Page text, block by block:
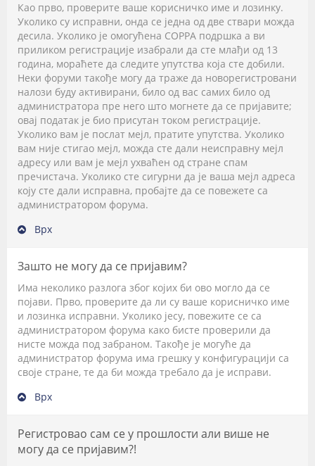
Као прво, проверите ваше корисничко име и лозинку.
Уколико су исправни, онда се једна од две ствари можда
десила. Уколико је омогућена COPPA подршка а ви
приликом регистрације изабрали да сте млађи од 13
година, мораћете да следите упутства која сте добили.
Неки форуми такође могу да траже да новорегистровани
налози буду активирани, било од вас самих било од
администратора пре него што могнете да се пријавите;
овај податак је био присутан током регистрације.
Уколико вам је послат мејл, пратите упутства. Уколико
вам није стигао мејл, можда сте дали неисправну мејл
адресу или вам је мејл ухваћен од стране спам
пречистача. Уколико сте сигурни да је ваша мејл адреса
коју сте дали исправна, пробајте да се повежете са
администратором форума.
Врх
Зашто не могу да се пријавим?
Има неколико разлога због којих би ово могло да се
појави. Прво, проверите да ли су ваше корисничко име
и лозинка исправни. Уколико јесу, повежите се са
администратором форума како бисте проверили да
нисте можда под забраном. Такође је могуће да
администратор форума има грешку у конфигурацији са
своје стране, те да би можда требало да је исправи.
Врх
Регистровао сам се у прошлости али више не
могу да се пријавим?!